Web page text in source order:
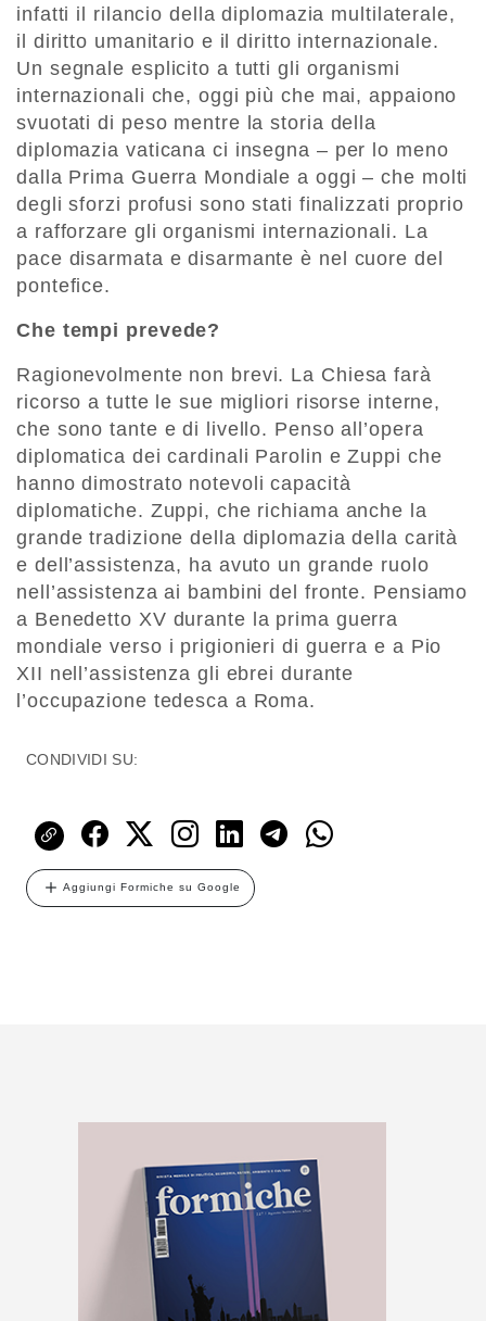
infatti il rilancio della diplomazia multilaterale,
il diritto umanitario e il diritto internazionale.
Un segnale esplicito a tutti gli organismi
internazionali che, oggi più che mai, appaiono
svuotati di peso mentre la storia della
diplomazia vaticana ci insegna – per lo meno
dalla Prima Guerra Mondiale a oggi – che molti
degli sforzi profusi sono stati finalizzati proprio
a rafforzare gli organismi internazionali. La
pace disarmata e disarmante è nel cuore del
pontefice.
Che tempi prevede?
Ragionevolmente non brevi. La Chiesa farà
ricorso a tutte le sue migliori risorse interne,
che sono tante e di livello. Penso all’opera
diplomatica dei cardinali Parolin e Zuppi che
hanno dimostrato notevoli capacità
diplomatiche. Zuppi, che richiama anche la
grande tradizione della diplomazia della carità
e dell’assistenza, ha avuto un grande ruolo
nell’assistenza ai bambini del fronte. Pensiamo
a Benedetto XV durante la prima guerra
mondiale verso i prigionieri di guerra e a Pio
XII nell’assistenza gli ebrei durante
l’occupazione tedesca a Roma.
CONDIVIDI SU:
Aggiungi Formiche su Google